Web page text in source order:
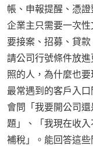
帳、申報提醒、憑
企業主只需要一次
要接案、招募、貸
請公司行號條件放
照的人，為什麼也
最常遇到的客戶入
會問「我要開公司
題」、「我現在收
補稅」。能回答這